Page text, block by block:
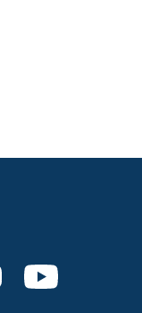
InstagramYoutube